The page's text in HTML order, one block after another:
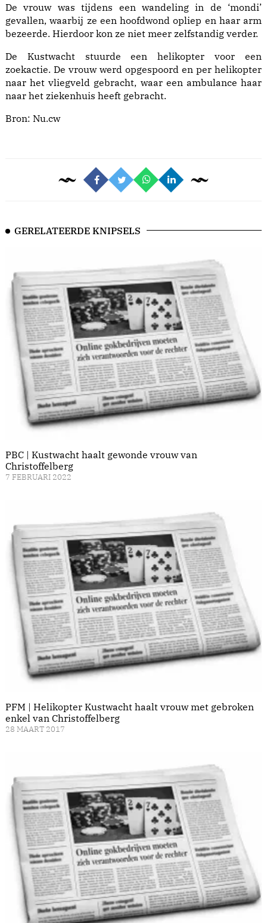
De vrouw was tijdens een wandeling in de ‘mondi’
gevallen, waarbij ze een hoofdwond opliep en haar arm
bezeerde. Hierdoor kon ze niet meer zelfstandig verder.
De Kustwacht stuurde een helikopter voor een
zoekactie. De vrouw werd opgespoord en per helikopter
naar het vliegveld gebracht, waar een ambulance haar
naar het ziekenhuis heeft gebracht.
Bron: Nu.cw
GERELATEERDE KNIPSELS
PBC | Kustwacht haalt gewonde vrouw van
Christoffelberg
7 FEBRUARI 2022
PFM | Helikopter Kustwacht haalt vrouw met gebroken
enkel van Christoffelberg
28 MAART 2017